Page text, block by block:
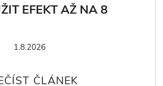
EFEKT AŽ NA 8
1.8.2026